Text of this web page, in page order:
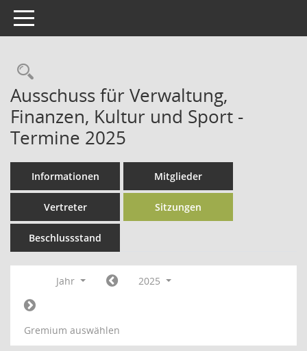
Toggle navigation
Rechercheauswahl
Ausschuss für Verwaltung,
Finanzen, Kultur und Sport -
Termine 2025
Informationen Mitglieder
Vertreter Sitzungen
Beschlussstand
Jahr 2025
Gremium auswählen